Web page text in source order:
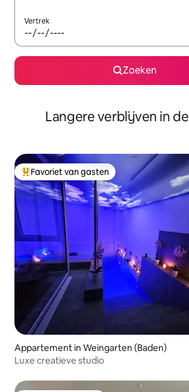
Vertrek
Zoeken
Langere verblijven in
Topfavoriet van gasten
Favoriet van gasten
Appartement in Weingarten (Baden)
Luxe creatieve studio